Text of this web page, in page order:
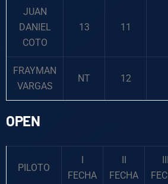
JUAN
DANIEL
COTO
13 11
FRAYMAN
VARGAS
NT 12
OPEN
PILOTO
I
FECHA
II
FECHA
III